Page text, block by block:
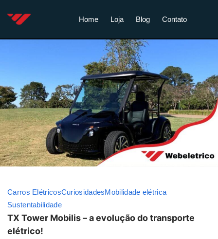
Home Loja Blog Contato
Carros ElétricosCuriosidadesMobilidade elétrica
Sustentabilidade
TX Tower Mobilis – a evolução do transporte
elétrico!